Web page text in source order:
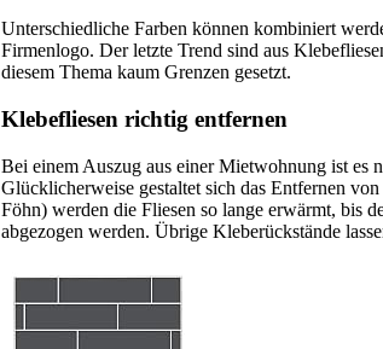
Unterschiedliche Farben können kombiniert
Firmenlogo. Der letzte Trend sind aus
diesem Thema kaum Grenzen gesetzt.
Klebefliesen richtig entfernen
Bei einem Auszug aus einer Mietwohnung ist es
Glücklicherweise gestaltet sich das Entfernen
Föhn) werden die Fliesen so lange erwärmt, bis
abgezogen werden. Übrige Kleberückstände